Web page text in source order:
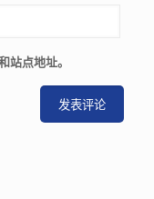
站点地址。